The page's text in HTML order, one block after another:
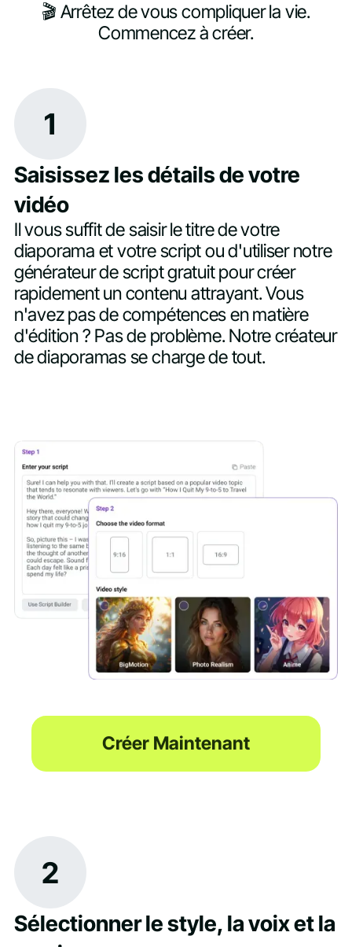
🎬 Arrêtez de vous compliquer la vie.
Commencez à créer.
1
Saisissez les détails de votre
vidéo
Il vous suffit de saisir le titre de votre
diaporama et votre script ou d'utiliser notre
générateur de script gratuit pour créer
rapidement un contenu attrayant. Vous
n'avez pas de compétences en matière
d'édition ? Pas de problème. Notre créateur
de diaporamas se charge de tout.
Créer Maintenant
2
Sélectionner le style, la voix et la